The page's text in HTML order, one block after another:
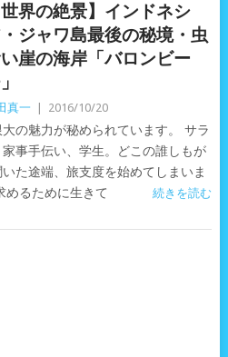
世界の絶景】インドネシ
ジャワ島最後の秘境・虫
崖の海岸「バロンビー
真一 2016/10/20
の魅力が秘められています。 サラ
事手伝い、学生。どこの誰しもが
た途端、旅支度を始めてしまいま
めるために生きて
続きを読む